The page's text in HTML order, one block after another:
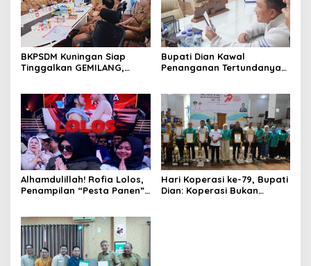
BKPSDM Kuningan Siap
Tinggalkan GEMILANG,
ASN
Bupati Dian Kawal
Penanganan Tertundanya
Jemaah Dipenuhi
Alhamdulillah! Rofia Lolos,
Penampilan “Pesta Panen”
Hari Koperasi ke-79, Bupati
Dian: Koperasi Bukan